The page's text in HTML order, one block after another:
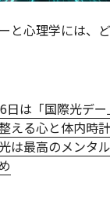
と心理学には、
日は「国際光デー
える心と体内時計
は最高のメンタ